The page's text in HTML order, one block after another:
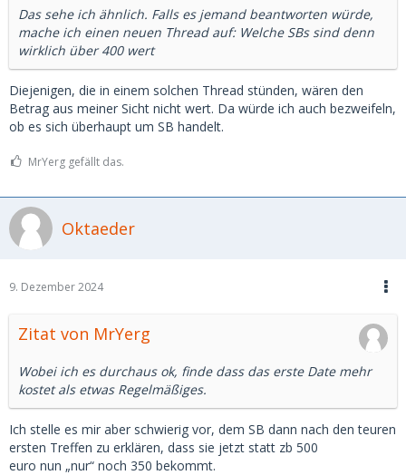
Das sehe ich ähnlich. Falls es jemand beantworten würde,
mache ich einen neuen Thread auf: Welche SBs sind denn
wirklich über 400 wert
Diejenigen, die in einem solchen Thread stünden, wären den
Betrag aus meiner Sicht nicht wert. Da würde ich auch bezweifeln,
ob es sich überhaupt um SB handelt.
MrYerg gefällt das.
Oktaeder
9. Dezember 2024
Zitat von MrYerg
Wobei ich es durchaus ok, finde dass das erste Date mehr
kostet als etwas Regelmäßiges.
Ich stelle es mir aber schwierig vor, dem SB dann nach den teuren
ersten Treffen zu erklären, dass sie jetzt statt zb 500
euro nun „nur“ noch 350 bekommt.